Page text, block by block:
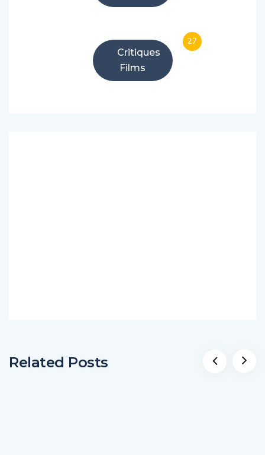
Critiques
Films
27
Related Posts